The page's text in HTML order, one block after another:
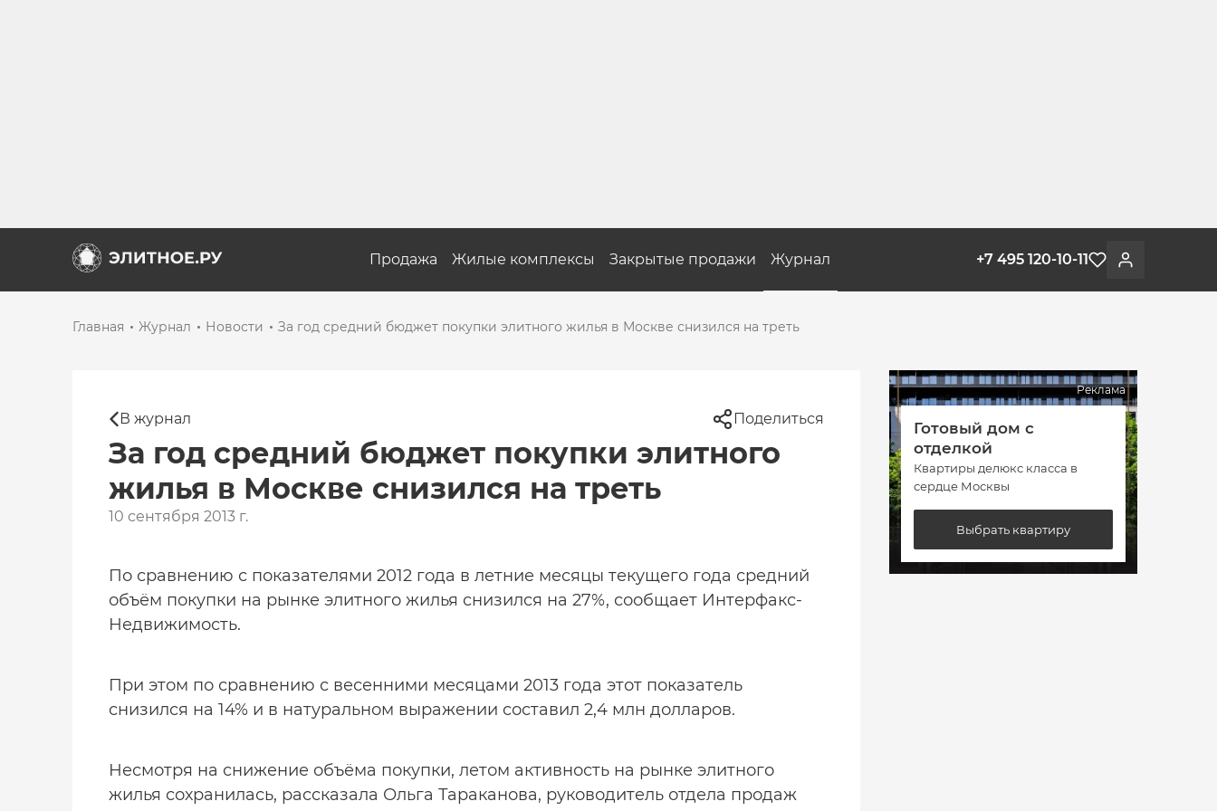
Продажа Жилые комплексы Закрытые продажи Журнал
Войти
Избранное
+7 495 120-10-11
Главная Журнал Новости За год средний бюджет покупки элитного жилья в Москве снизился на треть
В журнал Поделиться
За год средний бюджет покупки элитного
жилья в Москве снизился на треть
10 сентября 2013 г.
По сравнению с показателями 2012 года в летние месяцы текущего года средний
объём покупки на рынке элитного жилья снизился на 27%, сообщает Интерфакс-
Недвижимость.
При этом по сравнению с весенними месяцами 2013 года этот показатель
снизился на 14% и в натуральном выражении составил 2,4 млн долларов.
Несмотря на снижение объёма покупки, летом активность на рынке элитного
жилья сохранилась, рассказала Ольга Тараканова, руководитель отдела продаж
Реклама
Готовый дом с
отделкой
Квартиры делюкс класса в
сердце Москвы
Выбрать квартиру